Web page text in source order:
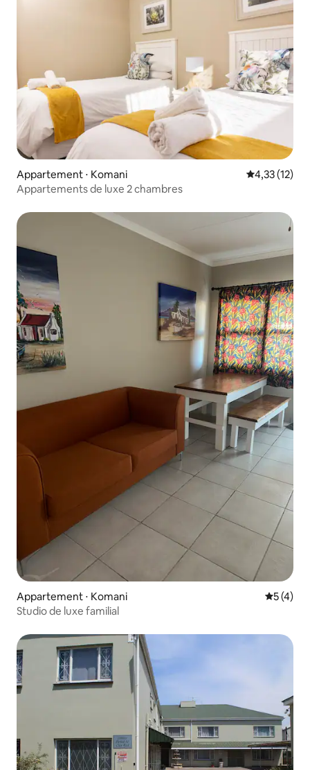
Appartement ⋅ Komani Évaluation
4,33 (12)
Appartements de luxe 2 chambres
Appartement ⋅ Komani
5 (4)
Studio de luxe familial